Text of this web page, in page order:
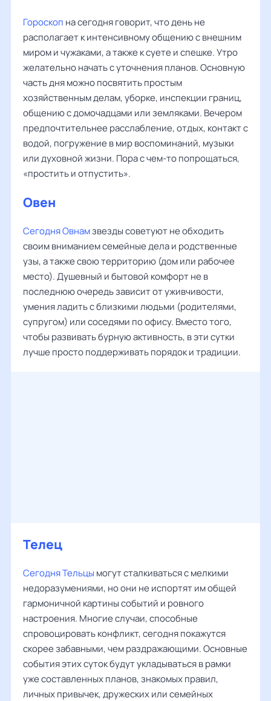
Гороскоп на сегодня говорит, что день не
располагает к интенсивному общению с внешним
миром и чужаками, а также к суете и спешке. Утро
желательно начать с уточнения планов. Основную
часть дня можно посвятить простым
хозяйственным делам, уборке, инспекции границ,
общению с домочадцами или земляками. Вечером
предпочтительнее расслабление, отдых, контакт с
водой, погружение в мир воспоминаний, музыки
или духовной жизни. Пора с чем-то попрощаться,
«простить и отпустить».
Овен
Сегодня Овнамзвезды советуют не обходить
своим вниманием семейные дела и родственные
узы, а также свою территорию (дом или рабочее
место). Душевный и бытовой комфорт не в
последнюю очередь зависит от уживчивости,
умения ладить с близкими людьми (родителями,
супругом) или соседями по офису. Вместо того,
чтобы развивать бурную активность, в эти сутки
лучше просто поддерживать порядок и традиции.
Телец
Сегодня Тельцы могут сталкиваться с мелкими
недоразумениями, но они не испортят им общей
гармоничной картины событий и ровного
настроения. Многие случаи, способные
спровоцировать конфликт, сегодня покажутся
скорее забавными, чем раздражающими. Основные
события этих суток будут укладываться в рамки
уже составленных планов, знакомых правил,
личных привычек, дружеских или семейных